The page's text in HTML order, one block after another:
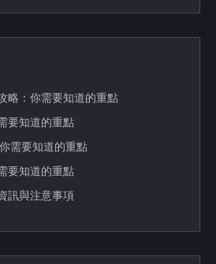
略：你需要知道的重點
要知道的重點
需要知道的重點
要知道的重點
訊與注意事項